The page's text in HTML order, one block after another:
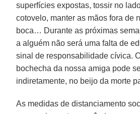
superfícies expostas, tossir no
cotovelo, manter as mãos fora de
boca… Durante as próximas
a alguém não será uma falta de
sinal de responsabilidade cívica.
bochecha da nossa amiga pode
indiretamente, no beijo da morte
As medidas de distanciamento